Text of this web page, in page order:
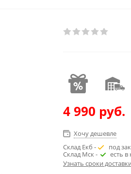
4 990 руб.
Хочу дешевле
Склад Екб -
под
Склад Мск -
есть в
Узнать сроки доставки